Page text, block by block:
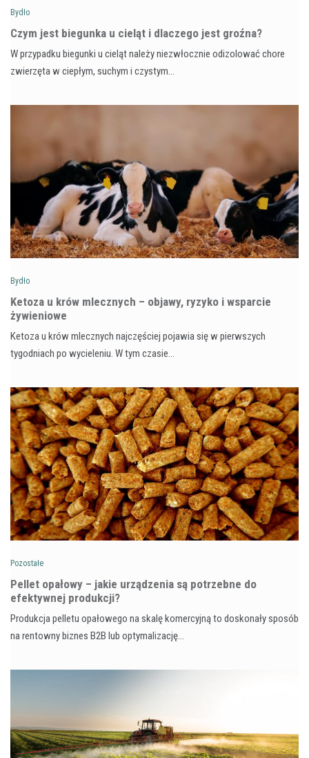
Bydło
Czym jest biegunka u cieląt i dlaczego jest groźna?
W przypadku biegunki u cieląt należy niezwłocznie odizolować chore
zwierzęta w ciepłym, suchym i czystym…
Bydło
Ketoza u krów mlecznych – objawy, ryzyko i wsparcie
żywieniowe
Ketoza u krów mlecznych najczęściej pojawia się w pierwszych
tygodniach po wycieleniu. W tym czasie…
Pozostałe
Pellet opałowy – jakie urządzenia są potrzebne do
efektywnej produkcji?
Produkcja pelletu opałowego na skalę komercyjną to doskonały sposób
na rentowny biznes B2B lub optymalizację…